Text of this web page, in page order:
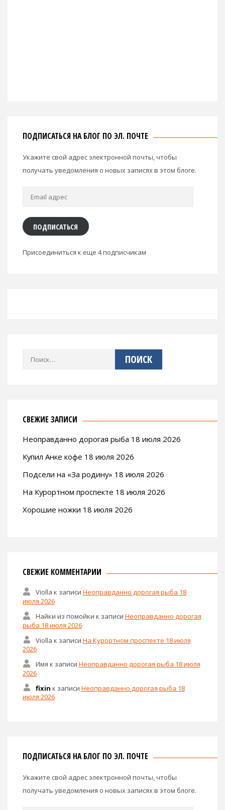
ПОДПИСАТЬСЯ НА БЛОГ ПО ЭЛ. ПОЧТЕ
Укажите свой адрес электронной почты, чтобы
получать уведомления о новых записях в этом блоге.
Email
ПОДПИСАТЬСЯ
Присоединиться к еще 4 подписчикам
Найти:
СВЕЖИЕ ЗАПИСИ
Неоправданно дорогая рыба 18 июля 2026
Купил Анке кофе 18 июля 2026
Подсели на «За родину» 18 июля 2026
На Курортном проспекте 18 июля 2026
Хорошие ножки 18 июля 2026
СВЕЖИЕ КОММЕНТАРИИ
Violla к записи Неоправданно дорогая рыба 18
июля 2026
Найки из помойки к записи Неоправданно дорогая
рыба 18 июля 2026
Violla к записи На Курортном проспекте 18 июля
2026
Имя к записи Неоправданно дорогая рыба 18 июля
2026
fixin к записи Неоправданно дорогая рыба 18
июля 2026
ПОДПИСАТЬСЯ НА БЛОГ ПО ЭЛ. ПОЧТЕ
Укажите свой адрес электронной почты, чтобы
получать уведомления о новых записях в этом блоге.